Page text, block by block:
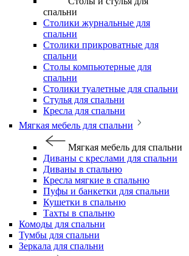
спальни
Столики журнальные для
спальни
Столики прикроватные для
спальни
Столы компьютерные для
спальни
Столики туалетные для спальни
Стулья для спальни
Кресла для спальни
Мягкая мебель для спальни
Мягкая мебель для спальни
Диваны с креслами для спальни
Диваны в спальню
Кресла мягкие в спальню
Пуфы и банкетки для спальни
Кушетки в спальню
Тахты в спальню
Комоды для спальни
Тумбы для спальни
Зеркала для спальни